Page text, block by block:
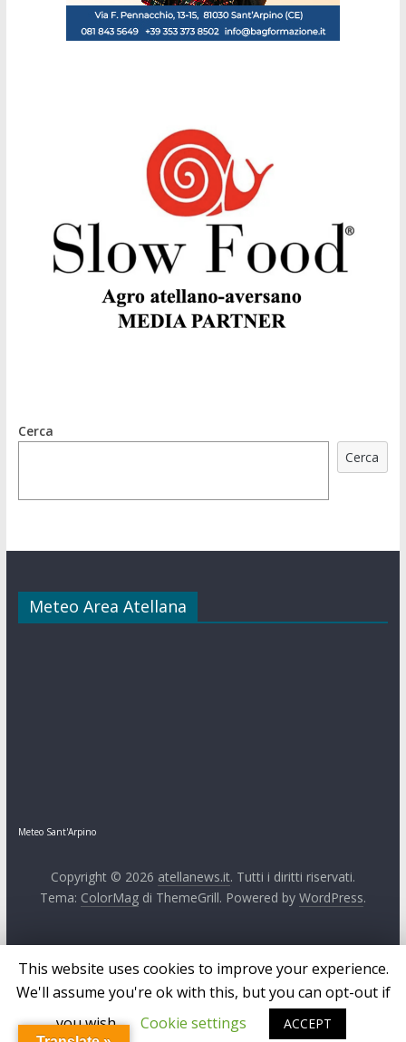
Cerca
Cerca
Meteo Area Atellana
Meteo Sant'Arpino
Copyright © 2026 atellanews.it. Tutti i diritti riservati.
Tema: ColorMagdi ThemeGrill. Powered by WordPress.
This website uses cookies to improve your experience.
We'll assume you're ok with this, but you can opt-out if
you wish.
Cookie settings ACCEPT